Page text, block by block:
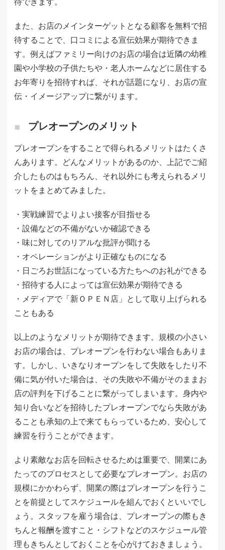
また、お店のメインターゲットとなる顧客を無料で招
待することで、口コミによる宣伝効果が期待できま
す。例えばファミリー向けのお店の場合は近隣の幼稚
園や小学校の子供たちや・老人ホームなどに居住する
お年寄りを招待すれば、それが話題になり、お店の宣
伝・イメージアップに繋がります。
プレオープンのメリット
プレオープンをすることで得られるメリットはたくさ
んあります。どんなメリットがあるのか、上記でご紹
介したものはもちろん、それ以外にも考えられるメリ
ットをまとめてみました。
・実戦練習でよりよい接客が目指せる
・設備などの不備がないか確認できる
・味に対してのリアルな批評が聞ける
・オペレーションがより正確なものになる
・日ごろお世話になっている方たちへのお礼ができる
・招待する人によっては宣伝効果が期待できる
・メディアで「新ＯＰＥＮ店」として取り上げられる
こともある
以上のようなメリットが期待できます。規模の小さい
お店の場合は、プレオープンを行わない場合もありま
す。しかし、いきなりオープンをして失敗をしたり不
備に気が付いた場合は、その失敗や不備がそのままお
店の評判を下げることに繋がってしまいます。身内や
知り合いなどを招待したプレオープンでなら失敗があ
ることも承知の上で来てもらっているため、安心して
練習を行うことができます。
より素敵なお店を回転させるためは重要で、開業にあ
たってのプロセスとして必要なプレオープン。お店の
規模にかかわらず、開業の際はプレオープンを行うこ
とを前提としてスケジュールを組んでおくといいでし
ょう。スタッフを雇う場合は、プレオープンの際もき
ちんと報酬を渡すこと・シフトなどのスケジュール管
理もきちんとしておくことを心がけておきましょう。